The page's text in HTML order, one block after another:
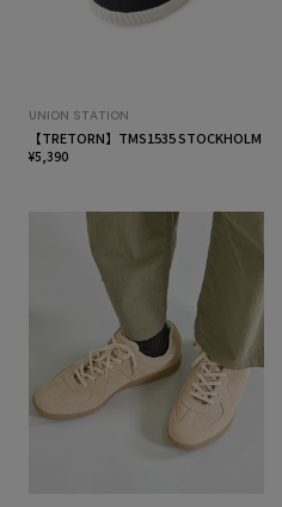
UNION STATION
【TRETORN】TMS1535 STOCKHOLM
¥5,390